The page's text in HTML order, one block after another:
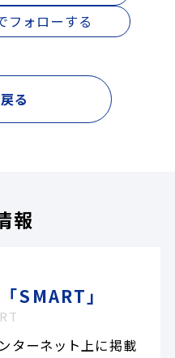
フォローする
る
報
SMART」
ターネット上に掲載